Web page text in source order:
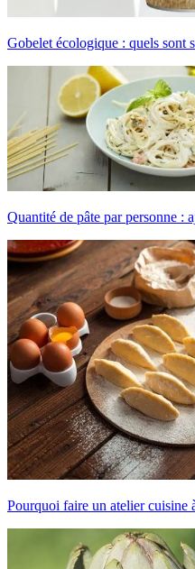
Gobelet écologique : quels sont
Quantité de pâte par personne :
Pourquoi faire un atelier cuisine